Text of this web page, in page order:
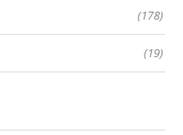
(178)
(19)